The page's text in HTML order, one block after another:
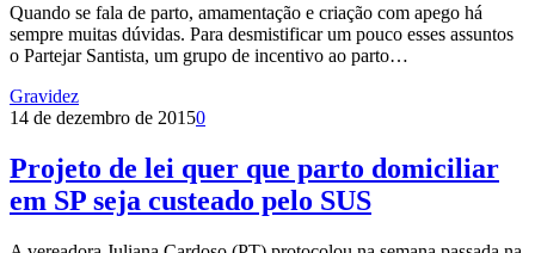
Quando se fala de parto, amamentação e criação com apego há
sempre muitas dúvidas. Para desmistificar um pouco esses assuntos
o Partejar Santista, um grupo de incentivo ao parto…
Gravidez
14 de dezembro de 20150
Projeto de lei quer que parto domiciliar
em SP seja custeado pelo SUS